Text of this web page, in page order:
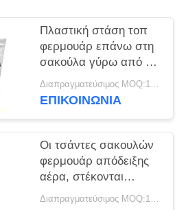
Πλαστική στάση τοπ
φερμουάρ επάνω στη
σακούλα γύρω από το
κατώτατο σημείο για
τη συσκευασία
Διαπραγματεύσιμος MOQ:10000 κομμάτι / κομμάτια
ΕΠΙΚΟΙΝΩΝΙΑ
Οι τσάντες σακουλών
φερμουάρ απόδειξης
αέρα, στέκονται
επάνω Ziplock τις
Διαπραγματεύσιμος MOQ:10000 κομμάτι / κομμάτια